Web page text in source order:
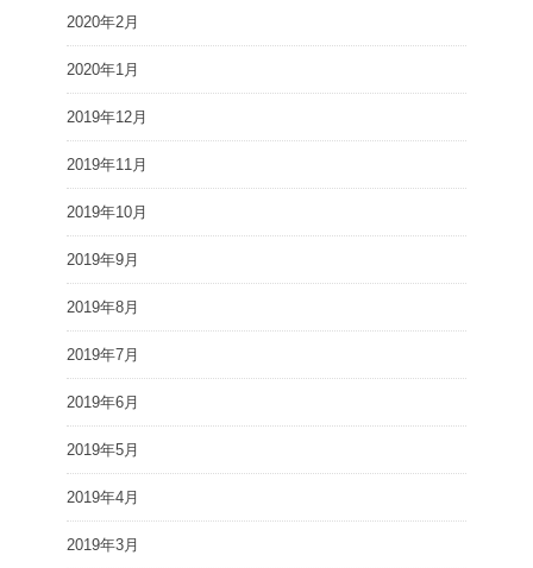
2020年2月
2020年1月
2019年12月
2019年11月
2019年10月
2019年9月
2019年8月
2019年7月
2019年6月
2019年5月
2019年4月
2019年3月